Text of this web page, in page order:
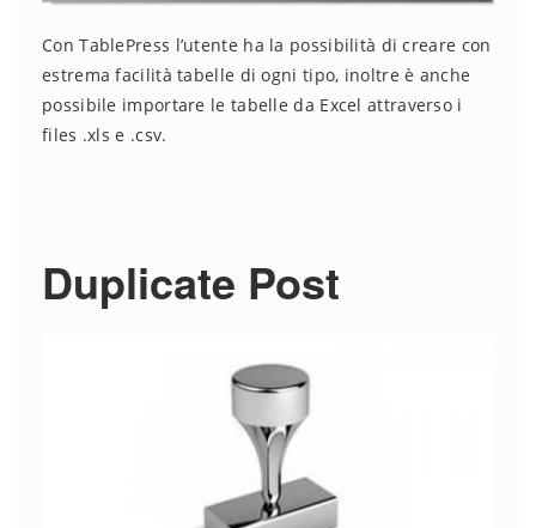
Con TablePress l’utente ha la possibilità di creare con
estrema facilità tabelle di ogni tipo, inoltre è anche
possibile importare le tabelle da Excel attraverso i
files .xls e .csv.
Duplicate Post